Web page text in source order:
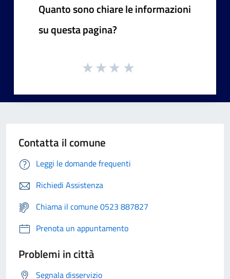
Quanto sono chiare le informazioni
su questa pagina?
Contatta il comune
Leggi le domande frequenti
Richiedi Assistenza
Chiama il comune 0523 887827
Prenota un appuntamento
Problemi in città
Segnala disservizio